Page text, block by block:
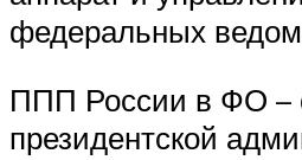
федеральных
ППП России в ФО –
президентской